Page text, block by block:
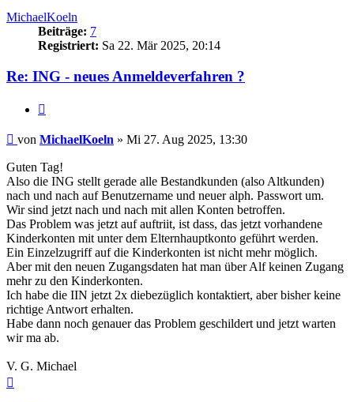
MichaelKoeln
Beiträge: 7
Registriert: Sa 22. Mär 2025, 20:14
Re: ING - neues Anmeldeverfahren ?
Beitrag
von MichaelKoeln » Mi 27. Aug 2025, 13:30
Guten Tag!
Also die ING stellt gerade alle Bestandkunden (also Altkunden)
nach und nach auf Benutzername und neuer alph. Passwort um.
Wir sind jetzt nach und nach mit allen Konten betroffen.
Das Problem was jetzt auf auftriit, ist dass, das jetzt vorhandene
Kinderkonten mit unter dem Elternhauptkonto geführt werden.
Ein Einzelzugriff auf die Kinderkonten ist nicht mehr möglich.
Aber mit den neuen Zugangsdaten hat man über Alf keinen Zugang
mehr zu den Kinderkonten.
Ich habe die IIN jetzt 2x diebezüglich kontaktiert, aber bisher keine
richtige Antwort erhalten.
Habe dann noch genauer das Problem geschildert und jetzt warten
wir ma ab.
V. G. Michael